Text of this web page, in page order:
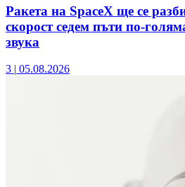
Ракета на SpaceX ще се
скорост седем пъти по-
звука
3 | 05.08.2026